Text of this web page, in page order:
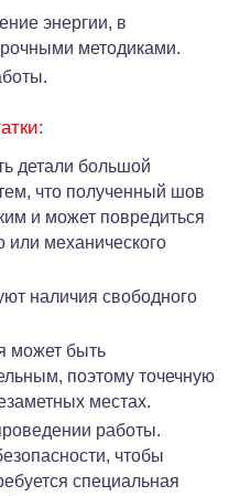
энергии, в
методиками.
детали большой
что полученный шов
и может повредиться
или механического
наличия свободного
может быть
поэтому точечную
местах.
работы.
чтобы
специальная